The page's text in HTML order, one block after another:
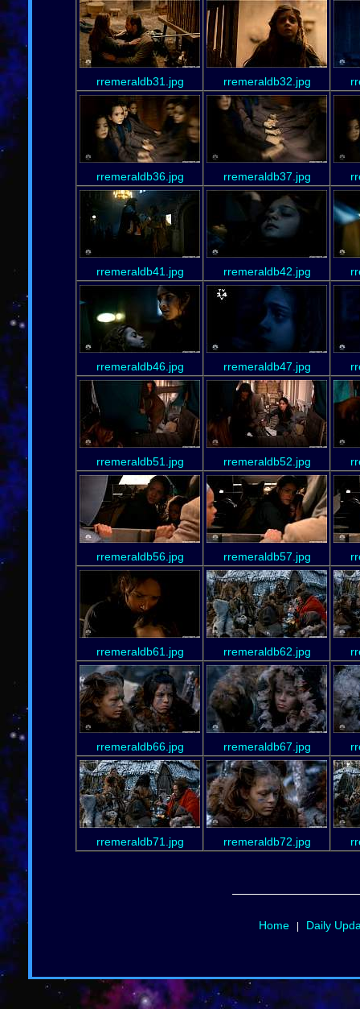
rremeraldb31.jpg rremeraldb32.jpg
rremeraldb36.jpg rremeraldb37.jpg
rremeraldb41.jpg rremeraldb42.jpg
rremeraldb46.jpg rremeraldb47.jpg
rremeraldb51.jpg rremeraldb52.jpg
rremeraldb56.jpg rremeraldb57.jpg
rremeraldb61.jpg rremeraldb62.jpg
rremeraldb66.jpg rremeraldb67.jpg
rremeraldb71.jpg rremeraldb72.jpg
Home| Daily